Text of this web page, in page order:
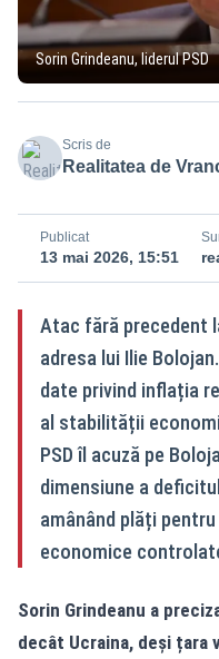
Sorin Grindeanu, liderul PSD
Scris de
Realitatea de
Publicat
13 mai 2026, 15:51
Atac fără precedent
adresa lui Ilie
date privind inflația
al stabilității
PSD îl acuză pe
dimensiune a
amânând plăți
economice
Sorin Grindeanu a
decât Ucraina, deși țara